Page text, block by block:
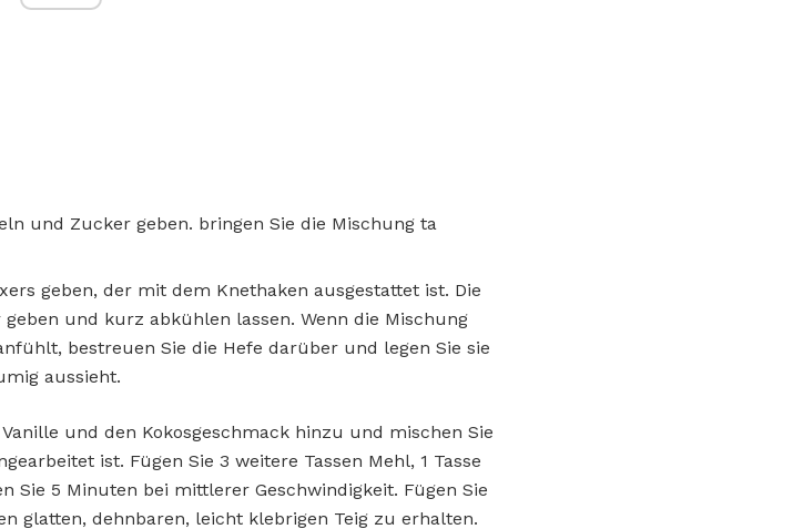
und Zucker geben. bringen Sie die Mischung ta
geben, der mit dem Knethaken ausgestattet ist. Die
und kurz abkühlen lassen. Wenn die Mischung
bestreuen Sie die Hefe darüber und legen Sie sie
aussieht.
und den Kokosgeschmack hinzu und mischen Sie
ist. Fügen Sie 3 weitere Tassen Mehl, 1 Tasse
Sie 5 Minuten bei mittlerer Geschwindigkeit. Fügen Sie
glatten, dehnbaren, leicht klebrigen Teig zu erhalten.